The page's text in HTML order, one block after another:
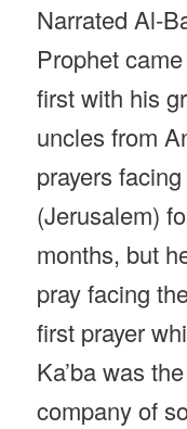
Narrated Al-
Prophet
first with his
uncles from
prayers
(Jerusalem)
months, but
pray facing
first prayer
Ka’ba was
company of